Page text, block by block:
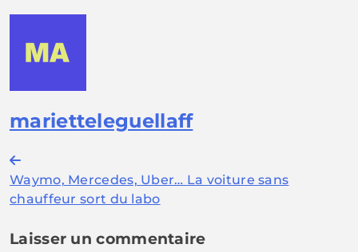
marietteleguellaff
Navigation
de
Waymo, Mercedes, Uber… La voiture sans
chauffeur sort du labo
Laisser un commentaire